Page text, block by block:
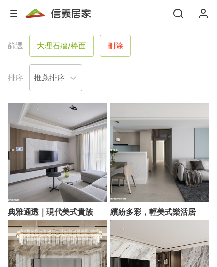
篩選 大理石牆/檯面 刪除
排序
典雅通透｜現代美式貴族 繽紛多彩，輕美式樂活居